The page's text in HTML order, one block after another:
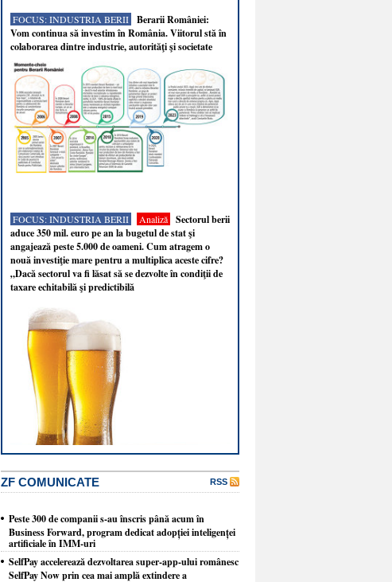
FOCUS: INDUSTRIA BERII
Berarii României:
Vom continua să investim în România. Viitorul stă în
colaborarea dintre industrie, autorităţi şi societate
FOCUS: INDUSTRIA BERII Analiză
Sectorul berii
aduce 350 mil. euro pe an la bugetul de stat şi
angajează peste 5.000 de oameni. Cum atragem o
nouă investiţie mare pentru a multiplica aceste cifre?
„Dacă sectorul va fi lăsat să se dezvolte în condiţii de
taxare echitabilă şi predictibilă
ZF COMUNICATE RSS
Peste 300 de companii s-au înscris până acum în
Business Forward, program dedicat adopției inteligenței
artificiale în IMM-uri
SelfPay accelerează dezvoltarea super-app-ului românesc
SelfPay Now prin cea mai amplă extindere a